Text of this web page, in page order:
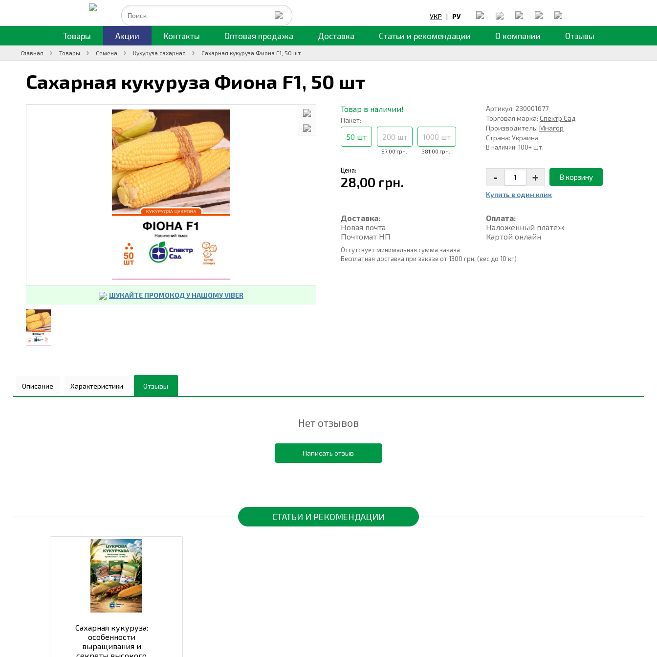
УКР | РУ
Товары Акции Контакты Оптовая продажа Доставка Статьи и рекомендации О компании Отзывы
Главная Товары Семена Кукуруза сахарная Сахарная кукуруза Фиона F1, 50 шт
Сахарная кукуруза Фиона F1, 50 шт
ШУКАЙТЕ ПРОМОКОД У НАШОМУ VIBER
Товар в наличии!
Пакет:
50 шт
87,00 грн.
200 шт
381,00 грн.
1000 шт
Артикул: 230001677
Торговая марка:Спектр Сад
Производитель:Мнагор
Страна:Украина
В наличии: 100+ шт.
Цена:
28,00 грн. - + В корзину
Купить в один клик
Доставка:
Новая почта
Почтомат НП
Оплата:
Наложенный платеж
Картой онлайн
Отсутсвует минимальная сумма заказа
Бесплатная доставка при заказе от 1300 грн. (вес до 10 кг)
Описание Характеристики Отзывы
Нет отзывов
Написать отзыв
СТАТЬИ И РЕКОМЕНДАЦИИ
Сахарная кукуруза:
особенности
выращивания и
секреты высокого